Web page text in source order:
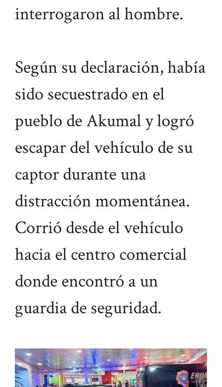
interrogaron al hombre.
Según su declaración, había
sido secuestrado en el
pueblo de Akumal y logró
escapar del vehículo de su
captor durante una
distracción momentánea.
Corrió desde el vehículo
hacia el centro comercial
donde encontró a un
guardia de seguridad.